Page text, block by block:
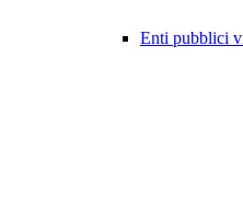
Enti pubblici